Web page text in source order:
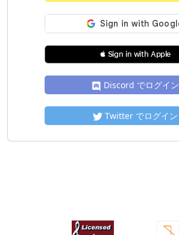
 Sign in with Apple
Discord でログイン
Twitter でログイン